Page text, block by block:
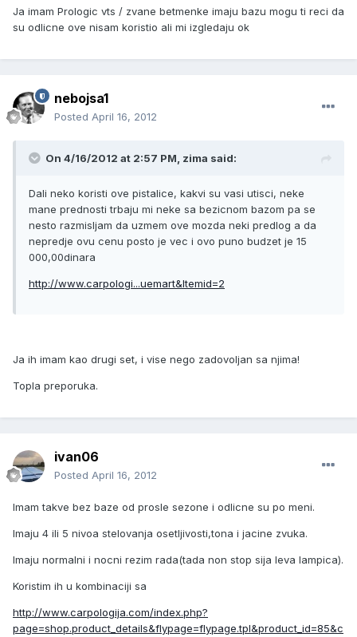
Ja imam Prologic vts / zvane betmenke imaju bazu mogu ti reci da
su odlicne ove nisam koristio ali mi izgledaju ok
nebojsa1
Posted April 16, 2012
On 4/16/2012 at 2:57 PM, zima said:
Dali neko koristi ove pistalice, kakvi su vasi utisci, neke
mane prednosti trbaju mi neke sa bezicnom bazom pa se
nesto razmisljam da uzmem ove mozda neki predlog a da
nepredje ovu cenu posto je vec i ovo puno budzet je 15
000,00dinara
http://www.carpologi...uemart&Itemid=2
Ja ih imam kao drugi set, i vise nego zadovoljan sa njima!
Topla preporuka.
ivan06
Posted April 16, 2012
Imam takve bez baze od prosle sezone i odlicne su po meni.
Imaju 4 ili 5 nivoa stelovanja osetljivosti,tona i jacine zvuka.
Imaju normalni i nocni rezim rada(tada non stop sija leva lampica).
Koristim ih u kombinaciji sa
http://www.carpologija.com/index.php?
page=shop.product_details&flypage=flypage.tpl&product_id=85&c